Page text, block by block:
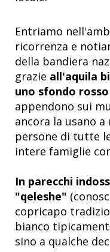
Entriamo
ricorrenza e
della bandiera
grazie all'aquila
uno sfondo
appendono sui
ancora la usano
persone di tutte
intere famiglie
In parecchi
"qeleshe"
copricapo
bianco
sino a qualche